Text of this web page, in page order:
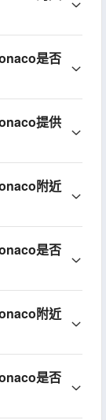
是否
提供
附近
是否
附近
是否